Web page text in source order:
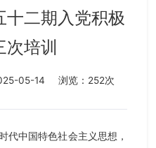
二期入党积极
次培训
05-14 浏览： 252次
代中国特色社会主义思想，